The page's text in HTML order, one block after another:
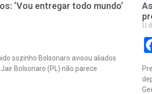
‘Vou entregar todo mundo’
sozinho Bolsonaro avisou aliados
Bolsonaro (PL) não parece
11